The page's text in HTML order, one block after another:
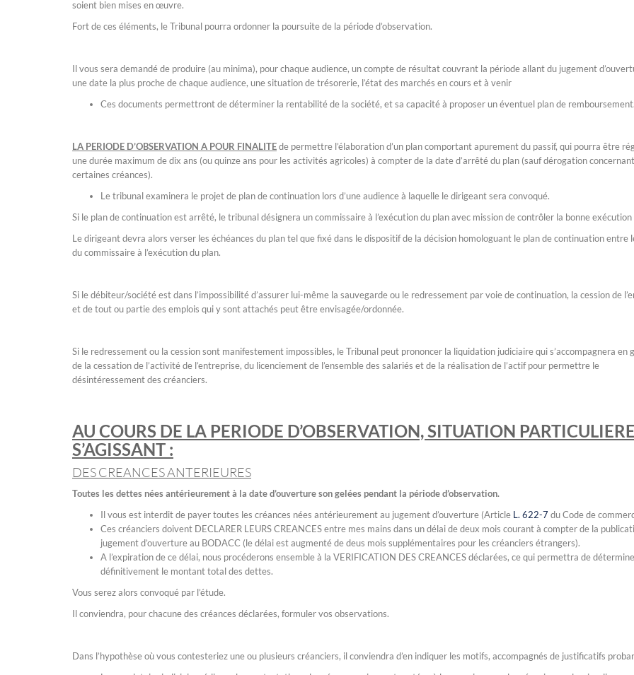
soient bien mises en œuvre.
Fort de ces éléments, le Tribunal pourra ordonner la poursuite de la période d’observation.
Il vous sera demandé de produire (au minima), pour chaque audience, un compte de résultat couvrant la période allant du jugement
une date la plus proche de chaque audience, une situation de trésorerie, l’état des marchés en cours et à venir
Ces documents permettront de déterminer la rentabilité de la société, et sa capacité à proposer un éventuel plan de
LA PERIODE D’OBSERVATION A POUR FINALITEde permettre l’élaboration d’un plan comportant apurement du passif, qui pourra être
une durée maximum de dix ans (ou quinze ans pour les activités agricoles) à compter de la date d’arrêté du plan (sauf dérogation concernant
certaines créances).
Le tribunal examinera le projet de plan de continuation lors d’une audience à laquelle le dirigeant sera convoqué.
Si le plan de continuation est arrêté, le tribunal désignera un commissaire à l’exécution du plan avec mission de contrôler la bonne exécution
Le dirigeant devra alors verser les échéances du plan tel que fixé dans le dispositif de la décision homologuant le plan de continuation entre
du commissaire à l’exécution du plan.
Si le débiteur/société est dans l’impossibilité d’assurer lui-même la sauvegarde ou le redressement par voie de continuation, la cession de
et de tout ou partie des emplois qui y sont attachés peut être envisagée/ordonnée.
Si le redressement ou la cession sont manifestement impossibles, le Tribunal peut prononcer la liquidation judiciaire qui s’accompagnera en
de la cessation de l’activité de l’entreprise, du licenciement de l’ensemble des salariés et de la réalisation de l’actif pour permettre le
désintéressement des créanciers.
AU COURS DE LA PERIODE D’OBSERVATION, SITUATION
S’AGISSANT :
DES CREANCES ANTERIEURES
Toutes les dettes nées antérieurement à la date d’ouverture son gelées pendant la période d’observation.
Il vous est interdit de payer toutes les créances nées antérieurement au jugement d’ouverture (Article L. 622-7 du Code de
Ces créanciers doivent DECLARER LEURS CREANCES entre mes mains dans un délai de deux mois courant à compter de la
jugement d’ouverture au BODACC (le délai est augmenté de deus mois supplémentaires pour les créanciers étrangers).
A l’expiration de ce délai, nous procéderons ensemble à la VERIFICATION DES CREANCES déclarées, ce qui permettra de
définitivement le montant total des dettes.
Vous serez alors convoqué par l’étude.
Il conviendra, pour chacune des créances déclarées, formuler vos observations.
Dans l’hypothèse où vous contesteriez une ou plusieurs créanciers, il conviendra d’en indiquer les motifs, accompagnés de justificatifs